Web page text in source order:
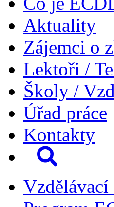
Aktuality
Zájemci o
Lektoři /
Školy /
Úřad práce
Kontakty